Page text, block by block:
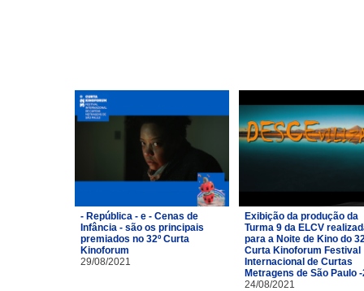
- República - e - Cenas de
Infância - são os principais
premiados no 32º Curta
Kinoforum
29/08/2021
Exibição da produção da
Turma 9 da ELCV
para a Noite de Kino do
Curta Kinoforum Festival
Internacional de Curtas
Metragens de São Paulo
24/08/2021